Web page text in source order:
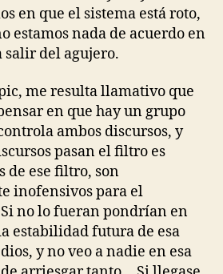
en que el sistema está roto,
estamos nada de acuerdo en
salir del agujero.
me resulta llamativo que
en que hay un grupo
ambos discursos, y
pasan el filtro es
de ese filtro, son
inofensivos para el
no lo fueran pondrían en
estabilidad futura de esa
y no veo a nadie en esa